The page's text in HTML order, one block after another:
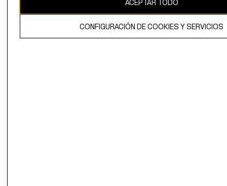
Uruguay ($U)
ACEPTAR TODO
CONFIGURACIÓN DE COOKIES Y SERVICIOS